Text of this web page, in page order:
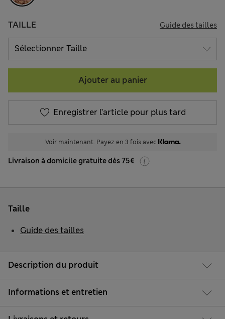
TAILLE Guide des tailles
Ajouter au panier
Enregistrer l’article pour plus tard
Voir maintenant. Payez en 3 fois avec
Livraison à domicile gratuite dès 75€
Description du produit
Informations et entretien
Taille
Guide des tailles